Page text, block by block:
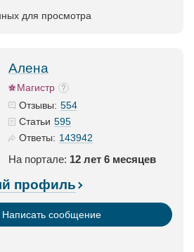
для просмотра
Алена
Магистр
Отзывы: 554
Статьи 595
Ответы: 143942
На портале: 12 лет 6 месяцев
профиль
Написать сообщение